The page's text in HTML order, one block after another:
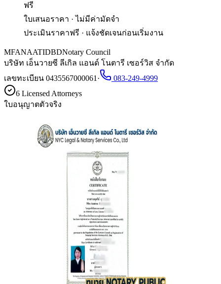
ฟรี
ใบเสนอราคา · ไม่มีค่ามัดจำ
ประเมินราคาฟรี · แจ้งชัดเจนก่อนเริ่มงาน
MFANAATIDBDNotary Council
บริษัท เอ็นวายซี ลีเกิล แอนด์ โนตารี เซอร์วิส จำกัด
เลขทะเบียน 0435567000061 ·
083-249-4999
6 Licensed Attorneys
ใบอนุญาตตัวจริง